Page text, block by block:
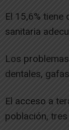
El 15,6%
sanitaria
Los
dentales,
El acceso a
población,